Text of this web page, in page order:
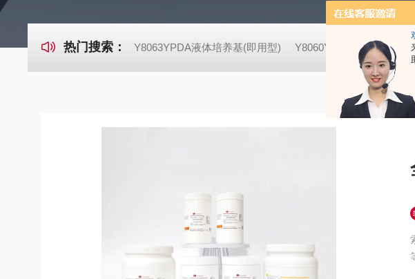
热门搜索： Y8063YPDA液体培养基(即用型) Y8060YPDA培养基